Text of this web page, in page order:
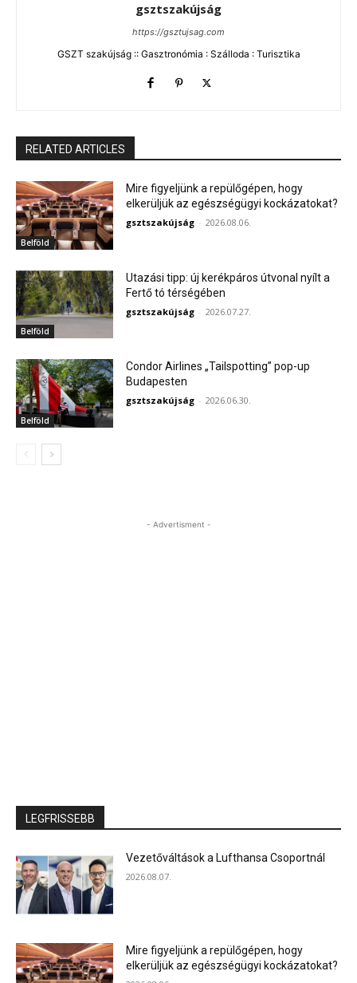
gsztszakújság
https://gsztujsag.com
GSZT szakújság :: Gasztronómia : Szálloda : Turisztika
RELATED ARTICLES
Belföld
Mire figyeljünk a repülőgépen, hogy
elkerüljük az egészségügyi kockázatokat?
gsztszakújság - 2026.08.06.
Belföld
Utazási tipp: új kerékpáros útvonal nyílt a
Fertő tó térségében
gsztszakújság - 2026.07.27.
Belföld
Condor Airlines „Tailspotting” pop-up
Budapesten
gsztszakújság - 2026.06.30.
- Advertisment -
LEGFRISSEBB
Vezetőváltások a Lufthansa Csoportnál
2026.08.07.
Mire figyeljünk a repülőgépen, hogy
elkerüljük az egészségügyi kockázatokat?